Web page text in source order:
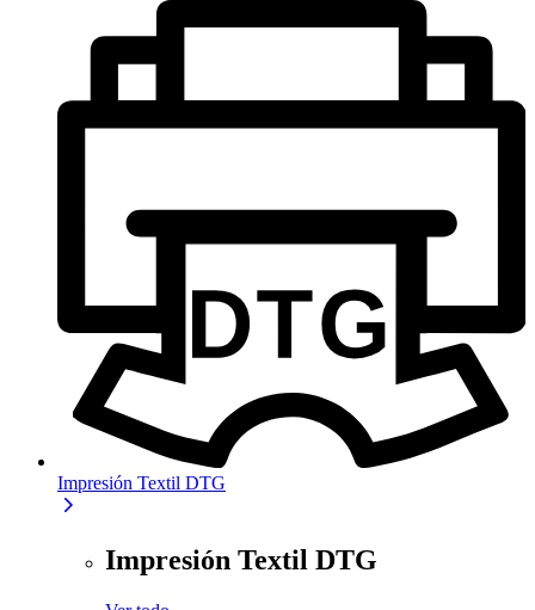
Impresión Textil DTG
Impresión Textil DTG